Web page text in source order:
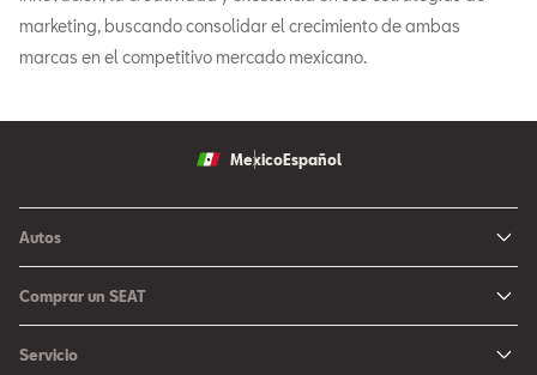
marketing, buscando consolidar el crecimiento de ambas
marcas en el competitivo mercado mexicano.
MexicoEspañol
Autos
Arona
León
Comprar un SEAT
Servicio